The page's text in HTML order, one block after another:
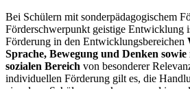
Bei Schülern mit sonderpädagogischem
Förderschwerpunkt geistige Entwicklung
Förderung in den Entwicklungsbereichen
Sprache, Bewegung und Denken sowie
sozialen Bereich von besonderer
individuellen Förderung gilt es, die